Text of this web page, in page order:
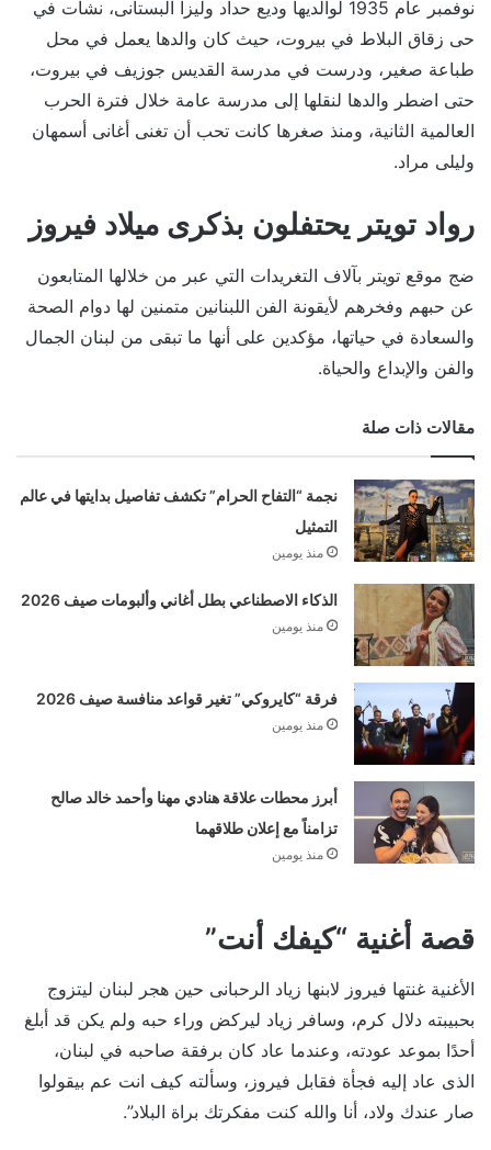
نوفمبر عام 1935 لوالديها وديع حداد وليزا البستانى، نشأت في
حى زقاق البلاط في بيروت، حيث كان والدها يعمل في محل
طباعة صغير، ودرست في مدرسة القديس جوزيف في بيروت،
حتى اضطر والدها لنقلها إلى مدرسة عامة خلال فترة الحرب
العالمية الثانية، ومنذ صغرها كانت تحب أن تغنى أغانى أسمهان
وليلى مراد.
رواد تويتر يحتفلون بذكرى ميلاد فيروز
ضج موقع تويتر بآلاف التغريدات التي عبر من خلالها المتابعون
عن حبهم وفخرهم لأيقونة الفن اللبنانين متمنين لها دوام الصحة
والسعادة في حياتها، مؤكدين على أنها ما تبقى من لبنان الجمال
والفن والإبداع والحياة.
مقالات ذات صلة
نجمة “التفاح الحرام” تكشف تفاصيل بدايتها في عالم
التمثيل
منذ يومين
الذكاء الاصطناعي بطل أغاني وألبومات صيف 2026
منذ يومين
فرقة “كايروكي” تغير قواعد منافسة صيف 2026
منذ يومين
أبرز محطات علاقة هنادي مهنا وأحمد خالد صالح
تزامناً مع إعلان طلاقهما
منذ يومين
قصة أغنية “كيفك أنت”
الأغنية غنتها فيروز لابنها زياد الرحبانى حين هجر لبنان ليتزوج
بحبيبته دلال كرم، وسافر زياد ليركض وراء حبه ولم يكن قد أبلغ
أحدًا بموعد عودته، وعندما عاد كان برفقة صاحبه في لبنان،
الذى عاد إليه فجأة فقابل فيروز، وسألته كيف انت عم بيقولوا
صار عندك ولاد، أنا والله كنت مفكرتك براة البلاد”.